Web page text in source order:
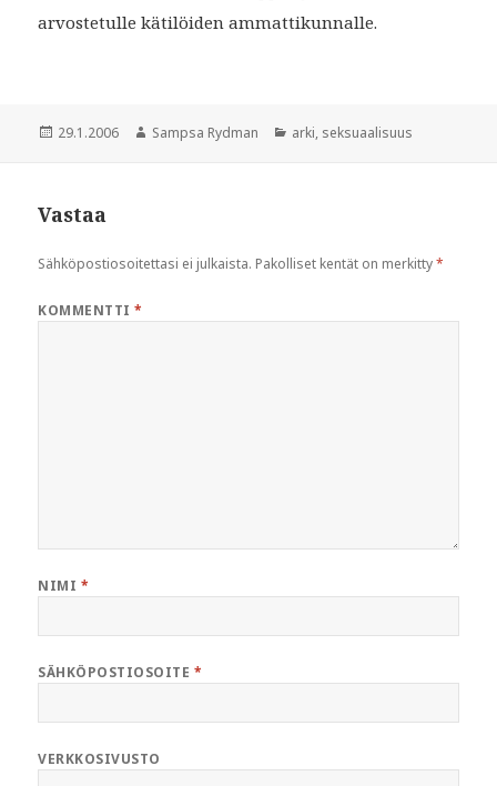
arvostetulle kätilöiden ammattikunnalle.
Julkaistu
29.1.2006 Kirjoittaja
Sampsa Rydman Kategoriat
arki, seksuaalisuus
Vastaa
Sähköpostiosoitettasi ei julkaista. Pakolliset kentät on merkitty*
KOMMENTTI*
NIMI *
SÄHKÖPOSTIOSOITE *
VERKKOSIVUSTO